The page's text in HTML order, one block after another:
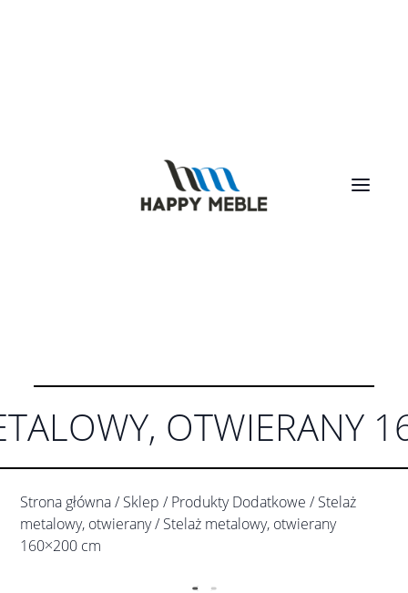
OTWIERANY
Strona główna/Sklep /Produkty Dodatkowe /Stelaż
metalowy, otwierany/ Stelaż metalowy, otwierany
160×200 cm